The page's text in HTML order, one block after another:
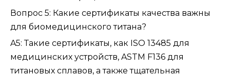
Вопрос 5: Какие сертификаты качества важны
для биомедицинского титана?
A5: Такие сертификаты, как ISO 13485 для
медицинских устройств, ASTM F136 для
титановых сплавов, а также тщательная